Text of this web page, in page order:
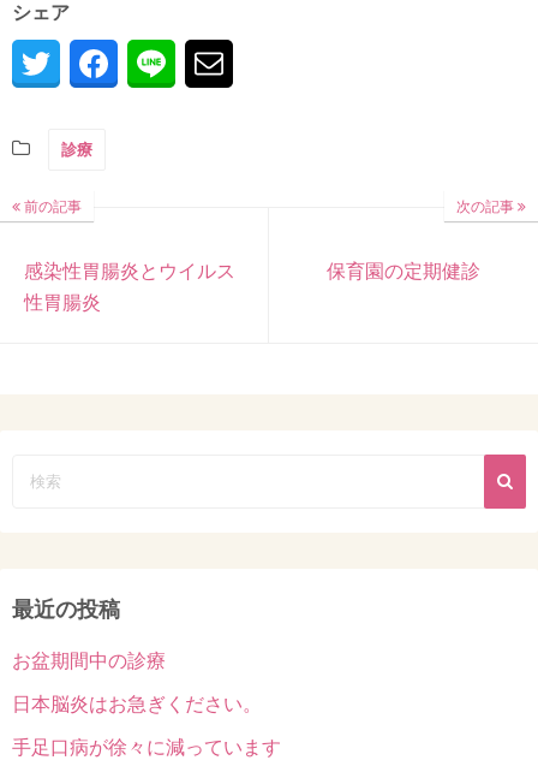
シェア
診療
前の記事
感染性胃腸炎とウイルス
性胃腸炎
次の記事
保育園の定期健診
最近の投稿
お盆期間中の診療
日本脳炎はお急ぎください。
手足口病が徐々に減っています